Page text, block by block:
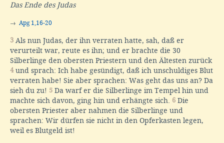
Das Ende des Judas
→ Apg 1,16-20
3 Als nun Judas, der ihn verraten hatte, sah, daß er
verurteilt war, reute es ihn; und er brachte die 30
Silberlinge den obersten Priestern und den Ältesten zurück
4und sprach: Ich habe gesündigt, daß ich unschuldiges Blut
verraten habe! Sie aber sprachen: Was geht das uns an? Da
sieh du zu! 5 Da warf er die Silberlinge im Tempel hin und
machte sich davon, ging hin und erhängte sich. 6 Die
obersten Priester aber nahmen die Silberlinge und
sprachen: Wir dürfen sie nicht in den Opferkasten legen,
weil es Blutgeld ist!